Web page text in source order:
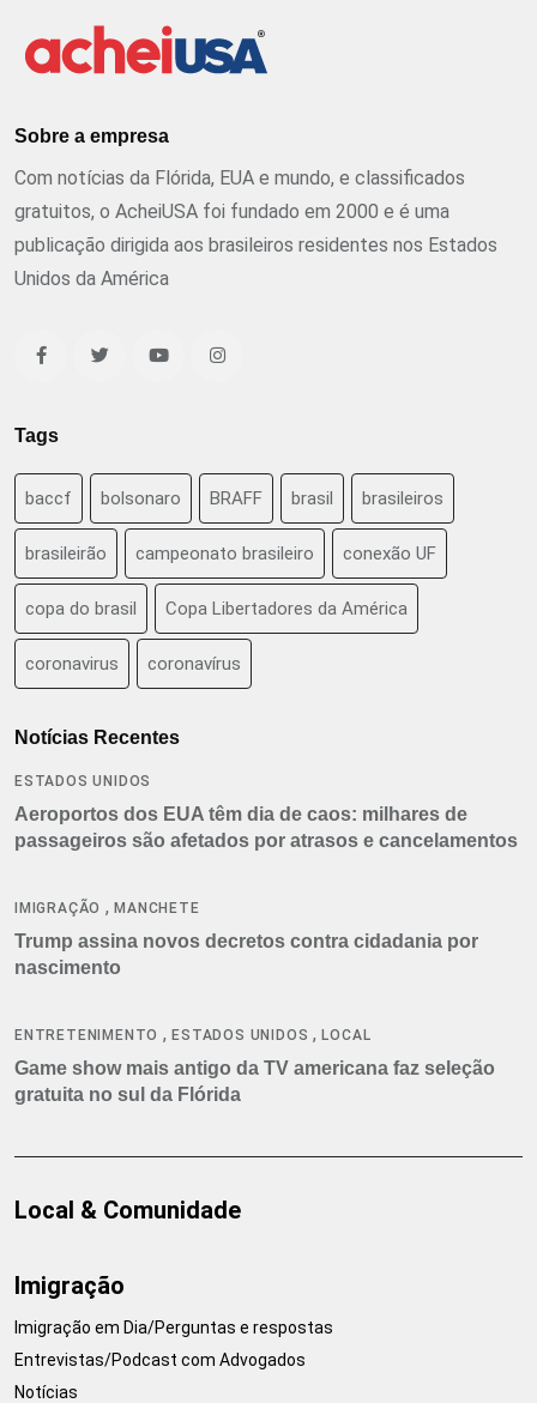
Sobre a empresa
Com notícias da Flórida, EUA e mundo, e classificados
gratuitos, o AcheiUSA foi fundado em 2000 e é uma
publicação dirigida aos brasileiros residentes nos Estados
Unidos da América
Tags
baccf bolsonaro BRAFF brasil brasileiros
brasileirão campeonato brasileiro conexão UF
copa do brasil Copa Libertadores da América
coronavirus coronavírus
Notícias Recentes
ESTADOS UNIDOS
Aeroportos dos EUA têm dia de caos: milhares de
passageiros são afetados por atrasos e cancelamentos
IMIGRAÇÃO ,MANCHETE
Trump assina novos decretos contra cidadania por
nascimento
ENTRETENIMENTO ,ESTADOS UNIDOS ,LOCAL
Game show mais antigo da TV americana faz seleção
gratuita no sul da Flórida
Local & Comunidade
Imigração
Imigração em Dia/Perguntas e respostas
Entrevistas/Podcast com Advogados
Notícias